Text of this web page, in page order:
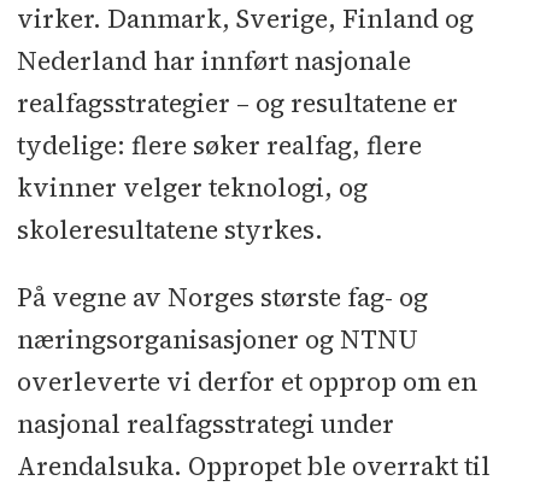
virker. Danmark, Sverige, Finland og
Nederland har innført nasjonale
realfagsstrategier – og resultatene er
tydelige: flere søker realfag, flere
kvinner velger teknologi, og
skoleresultatene styrkes.
På vegne av Norges største fag- og
næringsorganisasjoner og NTNU
overleverte vi derfor et opprop om en
nasjonal realfagsstrategi under
Arendalsuka. Oppropet ble overrakt til